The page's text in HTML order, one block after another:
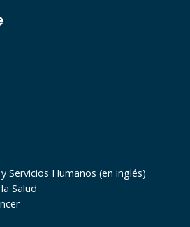
Servicios Humanos (en inglés)
Salud